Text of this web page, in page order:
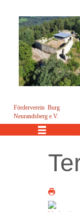
Förderverein Burg
Neurandsberg e.V.